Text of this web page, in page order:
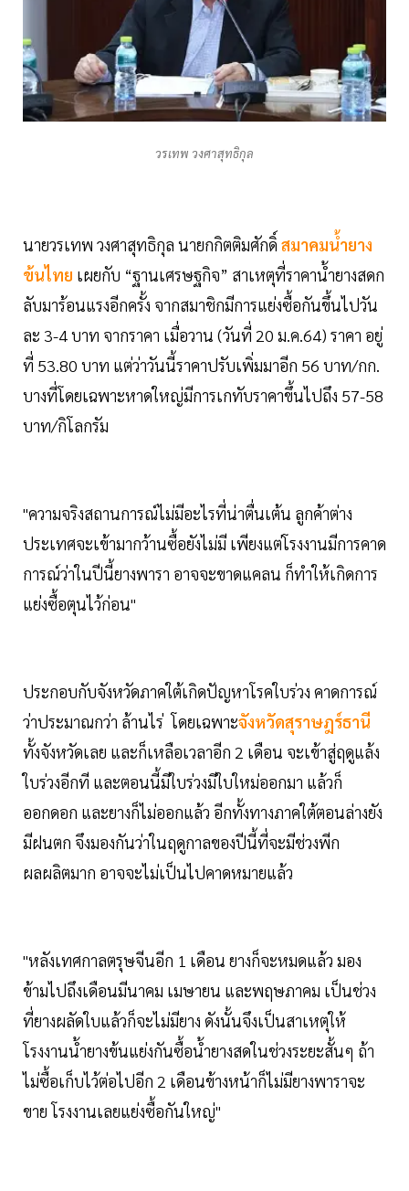
วรเทพ วงศาสุทธิกุล
นายวรเทพ วงศาสุทธิกุล นายกกิตติมศักดิ์ สมาคมน้ำยาง
ข้นไทย เผยกับ “ฐานเศรษฐกิจ” สาเหตุที่ราคาน้ำยางสดก
ลับมาร้อนแรงอีกครั้ง จากสมาชิกมีการแย่งซื้อกันขึ้นไปวัน
ละ 3-4 บาท จากราคา เมื่อวาน (วันที่ 20 ม.ค.64) ราคา อยู่
ที่ 53.80 บาท แต่ว่าวันนี้ราคาปรับเพิ่มมาอีก 56 บาท/กก.
บางที่โดยเฉพาะหาดใหญ่มีการเกทับราคาขึ้นไปถึง 57-58
บาท/กิโลกรัม
"ความจริงสถานการณ์ไม่มีอะไรที่น่าตื่นเต้น ลูกค้าต่าง
ประเทศจะเข้ามากว้านซื้อยังไม่มี เพียงแต่โรงงานมีการคาด
การณ์ว่าในปีนี้ยางพารา อาจจะขาดแคลน ก็ทำให้เกิดการ
แย่งซื้อตุนไว้ก่อน"
ประกอบกับจังหวัดภาคใต้เกิดปัญหาโรคใบร่วง คาดการณ์
ว่าประมาณกว่า ล้านไร่ โดยเฉพาะจังหวัดสุราษฎร์ธานี
ทั้งจังหวัดเลย และก็เหลือเวลาอีก 2 เดือน จะเข้าสู่ฤดูแล้ง
ใบร่วงอีกที และตอนนี้มีใบร่วงมีใบใหม่ออกมา แล้วก็
ออกดอก และยางก็ไม่ออกแล้ว อีกทั้งทางภาคใต้ตอนล่างยัง
มีฝนตก จึงมองกันว่าในฤดูกาลของปีนี้ที่จะมีช่วงพีก
ผลผลิตมาก อาจจะไม่เป็นไปคาดหมายแล้ว
"หลังเทศกาลตรุษจีนอีก 1 เดือน ยางก็จะหมดแล้ว มอง
ข้ามไปถึงเดือนมีนาคม เมษายน และพฤษภาคม เป็นช่วง
ที่ยางผลัดใบแล้วก็จะไม่มียาง ดังนั้นจึงเป็นสาเหตุให้
โรงงานน้ำยางข้นแย่งกันซื้อน้ำยางสดในช่วงระยะสั้นๆ ถ้า
ไม่ซื้อเก็บไว้ต่อไปอีก 2 เดือนข้างหน้าก็ไม่มียางพาราจะ
ขาย โรงงานเลยแย่งซื้อกันใหญ่"